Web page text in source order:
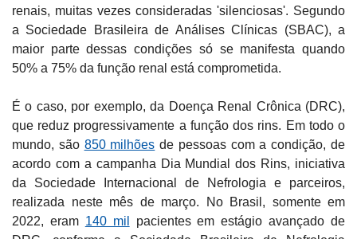
renais, muitas vezes consideradas 'silenciosas'. Segundo
a Sociedade Brasileira de Análises Clínicas (SBAC), a
maior parte dessas condições só se manifesta quando
50% a 75% da função renal está comprometida.
É o caso, por exemplo, da Doença Renal Crônica (DRC),
que reduz progressivamente a função dos rins. Em todo o
mundo, são 850 milhões de pessoas com a condição, de
acordo com a campanha Dia Mundial dos Rins, iniciativa
da Sociedade Internacional de Nefrologia e parceiros,
realizada neste mês de março. No Brasil, somente em
2022, eram 140 mil
pacientes em estágio avançado de